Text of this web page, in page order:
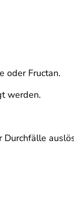
oder Fructan.
werden.